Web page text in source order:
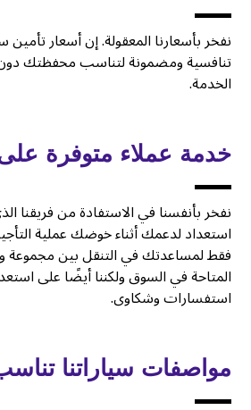
نفخر بأسعارنا المعقولة. إن أسعار
تنافسية ومضمونة لتناسب محفظتك دون
الخدمة.
خدمة عملاء متوفرة
نفخر بأنفسنا في الاستفادة من فريقنا
استعداد لدعمك أثناء خوضك عملية
فقط لمساعدتك في التنقل بين مجموعة
المتاحة في السوق ولكننا أيضًا على
استفسارات وشكاوى.
مواصفات سياراتنا